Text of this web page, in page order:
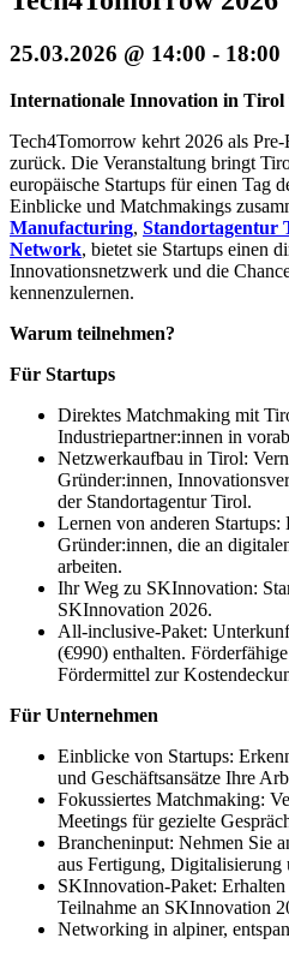
25.03.2026 @ 14:00 - 18:00
Internationale Innovation in Tirol
Tech4Tomorrow kehrt 2026 als
zurück. Die Veranstaltung bringt
europäische Startups für einen Tag
Einblicke und Matchmakings
Manufacturing, Standortagentur
Network, bietet sie Startups einen
Innovationsnetzwerk und die
kennenzulernen.
Warum teilnehmen?
Für Startups
Direktes Matchmaking mit
Industriepartner:innen in
Netzwerkaufbau in Tirol:
Gründer:innen,
der Standortagentur Tirol.
Lernen von anderen
Gründer:innen, die an
arbeiten.
Ihr Weg zu SKInnovation:
SKInnovation 2026.
All‑inclusive‑Paket:
(€990) enthalten.
Fördermittel zur
Für Unternehmen
Einblicke von Startups:
und Geschäftsansätze Ihre
Fokussiertes Matchmaking:
Meetings für gezielte
Brancheninput: Nehmen Sie
aus Fertigung, Digitalisierung
SKInnovation‑Paket:
Teilnahme an SKInnovation
Networking in alpiner,